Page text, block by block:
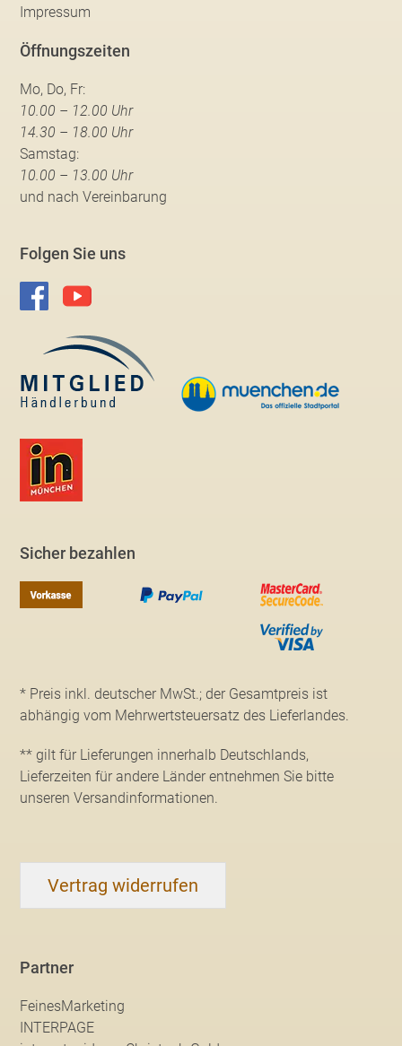
Impressum
Öffnungszeiten
Mo, Do, Fr:
10.00 – 12.00 Uhr
14.30 – 18.00 Uhr
Samstag:
10.00 – 13.00 Uhr
und nach Vereinbarung
Folgen Sie uns
Sicher bezahlen
* Preis inkl. deutscher MwSt.; der Gesamtpreis ist
abhängig vom Mehrwertsteuersatz des Lieferlandes.
** gilt für Lieferungen innerhalb Deutschlands,
Lieferzeiten für andere Länder entnehmen Sie bitte
unseren Versandinformationen.
Vertrag widerrufen
Partner
FeinesMarketing
INTERPAGE